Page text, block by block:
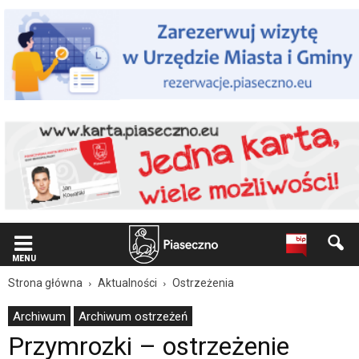
użytkowników
czytników
ekranowych Znajdujesz
się
podstronie
ostrzeżenie
meteorologiczne
91
Oficjalna
strona
Gminy
Piaseczno".
MENU
Strona główna Aktualności Ostrzeżenia
Archiwum Archiwum ostrzeżeń
Przymrozki – ostrzeżenie